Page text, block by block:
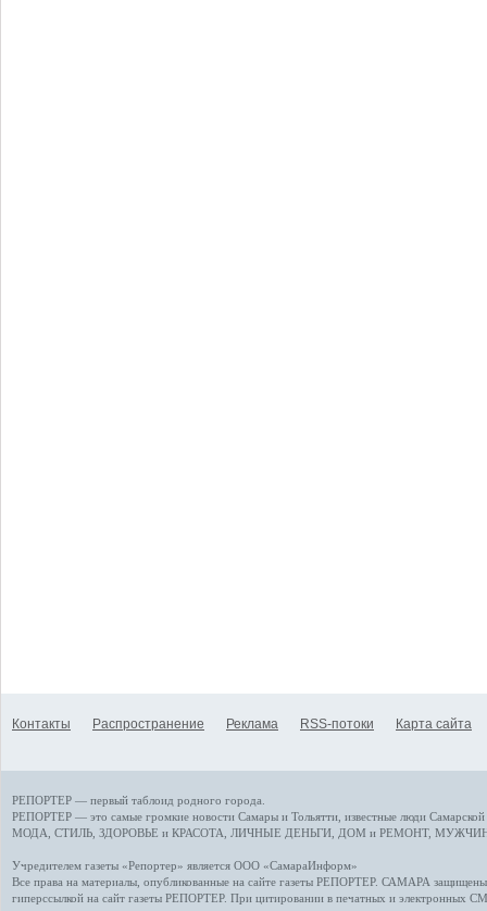
Контакты Распространение Реклама RSS-потоки Карта сайта
РЕПОРТЕР — первый таблоид родного города.
РЕПОРТЕР — это самые громкие новости Самары и Тольятти, известные люди
МОДА, СТИЛЬ ЗДОРОВЬЕ и КРАСОТА ЛИЧНЫЕ ДЕНЬГИ ДОМ и РЕМОНТ,
Учредителем газеты «Репортер» является ООО «СамараИнформ»
Все права на материалы, опубликованные на сайте газеты РЕПОРТЕР. САМАРА защищены.
гиперссылкой на сайт газеты РЕПОРТЕР. При цитировании в печатных и электронных